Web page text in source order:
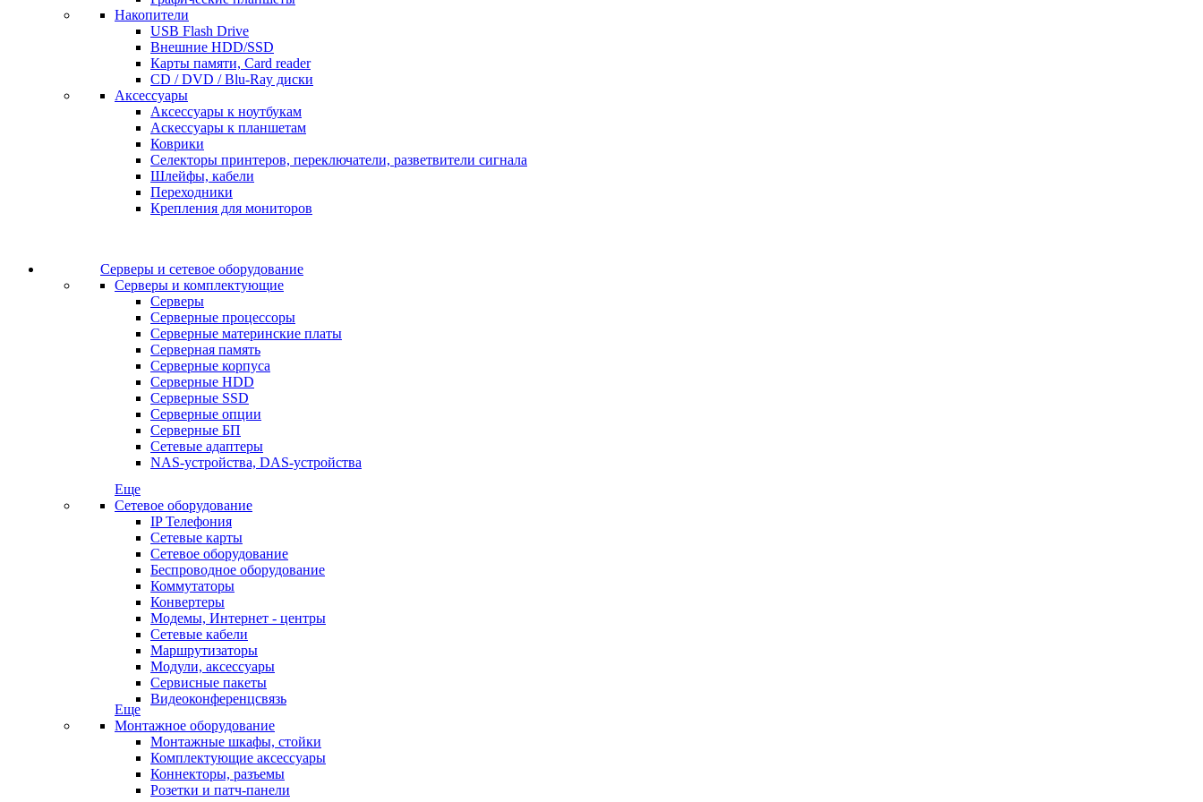
Накопители
USB Flash Drive
Внешние HDD/SSD
Карты памяти, Card reader
CD / DVD / Blu-Ray диски
Аксессуары
Аксессуары к ноутбукам
Аскессуары к планшетам
Коврики
Селекторы принтеров, переключатели, разветвители сигнала
Шлейфы, кабели
Переходники
Крепления для мониторов
Серверы и сетевое оборудование
Серверы и комплектующие
Серверы
Серверные процессоры
Серверные материнские платы
Серверная память
Серверные корпуса
Серверные HDD
Серверные SSD
Серверные опции
Серверные БП
Сетевые адаптеры
NAS-устройства, DAS-устройства
Еще
Сетевое оборудование
IP Телефония
Сетевые карты
Сетевое оборудование
Беспроводное оборудование
Коммутаторы
Конвертеры
Модемы, Интернет - центры
Сетевые кабели
Маршрутизаторы
Модули, аксессуары
Сервисные пакеты
Видеоконференцсвязь
Еще
Монтажное оборудование
Монтажные шкафы, стойки
Комплектующие аксессуары
Коннекторы, разъемы
Розетки и патч-панели